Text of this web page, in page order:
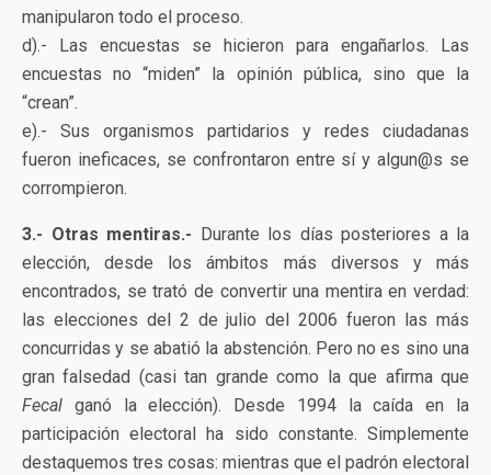
manipularon todo el proceso.
d).- Las encuestas se hicieron para engañarlos. Las
encuestas no “miden” la opinión pública, sino que la
“crean”.
e).- Sus organismos partidarios y redes ciudadanas
fueron ineficaces, se confrontaron entre sí y algun@s se
corrompieron.
3.- Otras mentiras.- Durante los días posteriores a la
elección, desde los ámbitos más diversos y más
encontrados, se trató de convertir una mentira en verdad:
las elecciones del 2 de julio del 2006 fueron las más
concurridas y se abatió la abstención. Pero no es sino una
gran falsedad (casi tan grande como la que afirma que
Fecal ganó la elección). Desde 1994 la caída en la
participación electoral ha sido constante. Simplemente
destaquemos tres cosas: mientras que el padrón electoral